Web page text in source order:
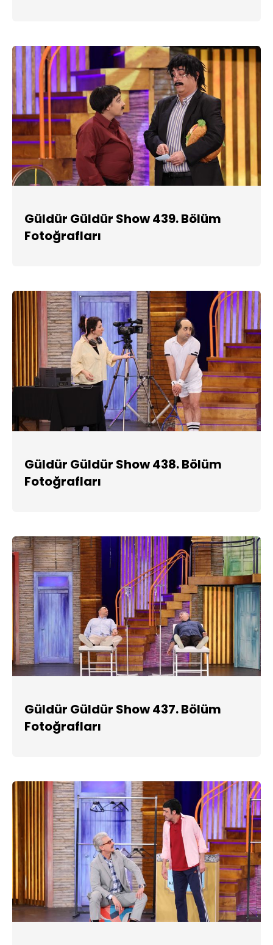
Güldür Güldür Show 439. Bölüm
Fotoğrafları
Güldür Güldür Show 438. Bölüm
Fotoğrafları
Güldür Güldür Show 437. Bölüm
Fotoğrafları